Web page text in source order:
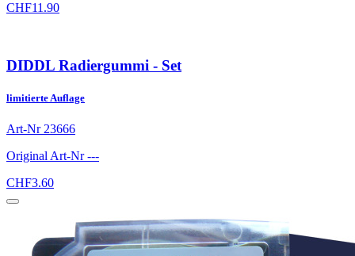
CHF11.90
DIDDL Radiergummi - Set
limitierte Auflage
Art-Nr23666
Original Art-Nr---
CHF3.60